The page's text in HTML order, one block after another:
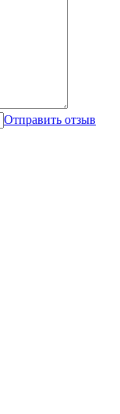
Отправить отзыв